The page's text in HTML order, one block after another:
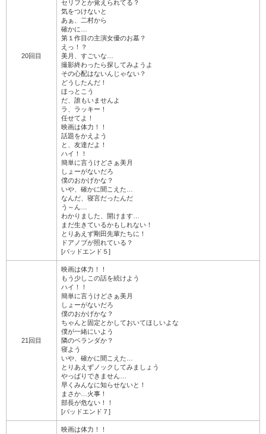
20回目
セリフとか覚えられてる？
気をつけないと
あぁ、二村から
確かに…
第１作目の主演女優のお墓？
えっ！？
美月、すごいな…
撮影終わったら探してみようよ
その心配はないんじゃない？
どうしたんだ！
ほっとこう
だ、誰もいませんよ
ラ、ラッキー！
任せてよ！
映画は体力！！
話題をかえよう
と、友達だよ！
ハイ！！
簡単に言うけどさぁ美月
しょーがないだろ
僕のおかげかな？
いや、確かに聞こえた…
なんだ、寝言だったんだ
う～ん…
わかりました、開けます…
まだ生きているかもしれない！
とりあえず剛田先輩たちに！
ドアノブが照れている？
[バッドエンド５]
21回目
映画は体力！！
もう少しこの話を続けよう
ハイ！！
簡単に言うけどさぁ美月
しょーがないだろ
僕のおかげかな？
ちゃんと固定とかしておいてほしいよな
僕が一緒にいよう
隣のベランダか？
寝よう
いや、確かに聞こえた…
とりあえずノックしてみましょう
やっぱりできません…
早くみんなに知らせないと！
まさか…火事！
部長が危ない！！
[バッドエンド７]
映画は体力！！